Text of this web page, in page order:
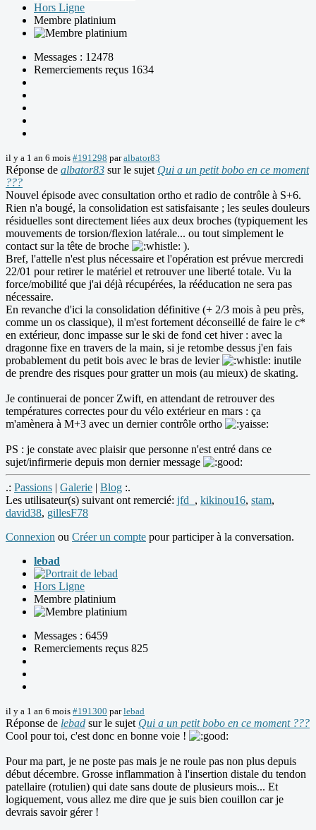
Hors Ligne
Membre platinium
Messages : 12478
Remerciements reçus 1634
il y a 1 an 6 mois #191298 paralbator83
Réponse de albator83 sur le sujet Qui a un petit bobo en ce moment
???
Nouvel épisode avec consultation ortho et radio de contrôle à S+6.
Rien n'a bougé, la consolidation est satisfaisante ; les seules douleurs
résiduelles sont directement liées aux deux broches (typiquement les
mouvements de torsion/flexion latérale... ou tout simplement le
contact sur la tête de broche
).
Bref, l'attelle n'est plus nécessaire et l'opération est prévue mercredi
22/01 pour retirer le matériel et retrouver une liberté totale. Vu la
force/mobilité que j'ai déjà récupérées, la rééducation ne sera pas
nécessaire.
En revanche d'ici la consolidation définitive (+ 2/3 mois à peu près,
comme un os classique), il m'est fortement déconseillé de faire le c*
en extérieur, donc impasse sur le ski de fond cet hiver : avec la
dragonne fixe en travers de la main, si je retombe dessus j'en fais
probablement du petit bois avec le bras de levier
inutile
de prendre des risques pour gratter un mois (au mieux) de skating.
Je continuerai de poncer Zwift, en attendant de retrouver des
températures correctes pour du vélo extérieur en mars : ça
m'amènera à M+3 avec un dernier contrôle ortho
PS : je constate avec plaisir que personne n'est entré dans ce
sujet/infirmerie depuis mon dernier message
.: Passions | Galerie | Blog :.
Les utilisateur(s) suivant ont remercié: jfd_ , kikinou16, stam,
david38, gillesF78
Connexion ou Créer un compte pour participer à la conversation.
lebad
Hors Ligne
Membre platinium
Messages : 6459
Remerciements reçus 825
il y a 1 an 6 mois #191300 parlebad
Réponse de lebad sur le sujet Qui a un petit bobo en ce moment ???
Cool pour toi, c'est donc en bonne voie !
Pour ma part, je ne poste pas mais je ne roule pas non plus depuis
début décembre. Grosse inflammation à l'insertion distale du tendon
patellaire (rotulien) qui date sans doute de plusieurs mois... Et
logiquement, vous allez me dire que je suis bien couillon car je
devrais savoir gérer !